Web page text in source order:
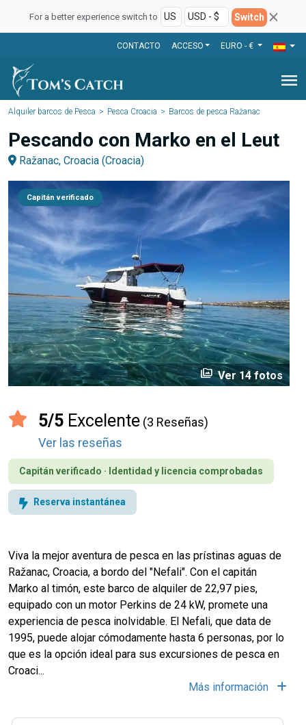
For a better experience switch to Switch
CONTACTO ACCESO EURO - €
menu
Alquiler barcos de Pesca Pesca Croacia Barcos de pesca Ražanac
Pescando con Marko en el Leut
Ražanac, Croacia (Croacia)
Capitán verificado
perm_media Ver 14 fotos
5/5 Excelente (3 Reseñas)
Ver las reseñas
Capitán verificado · Identidad y licencia comprobadas
Reserva instantánea
Viva la mejor aventura de pesca en las prístinas aguas de
Ražanac, Croacia, a bordo del "Nefali". Con el capitán
Marko al timón, este barco de alquiler de 22,97 pies,
equipado con un motor Perkins de 24 kW, promete una
experiencia de pesca inolvidable. El Nefali, que data de
1995, puede alojar cómodamente hasta 6 personas, por lo
que es la opción ideal para sus excursiones de pesca en
Croaci...
Más información